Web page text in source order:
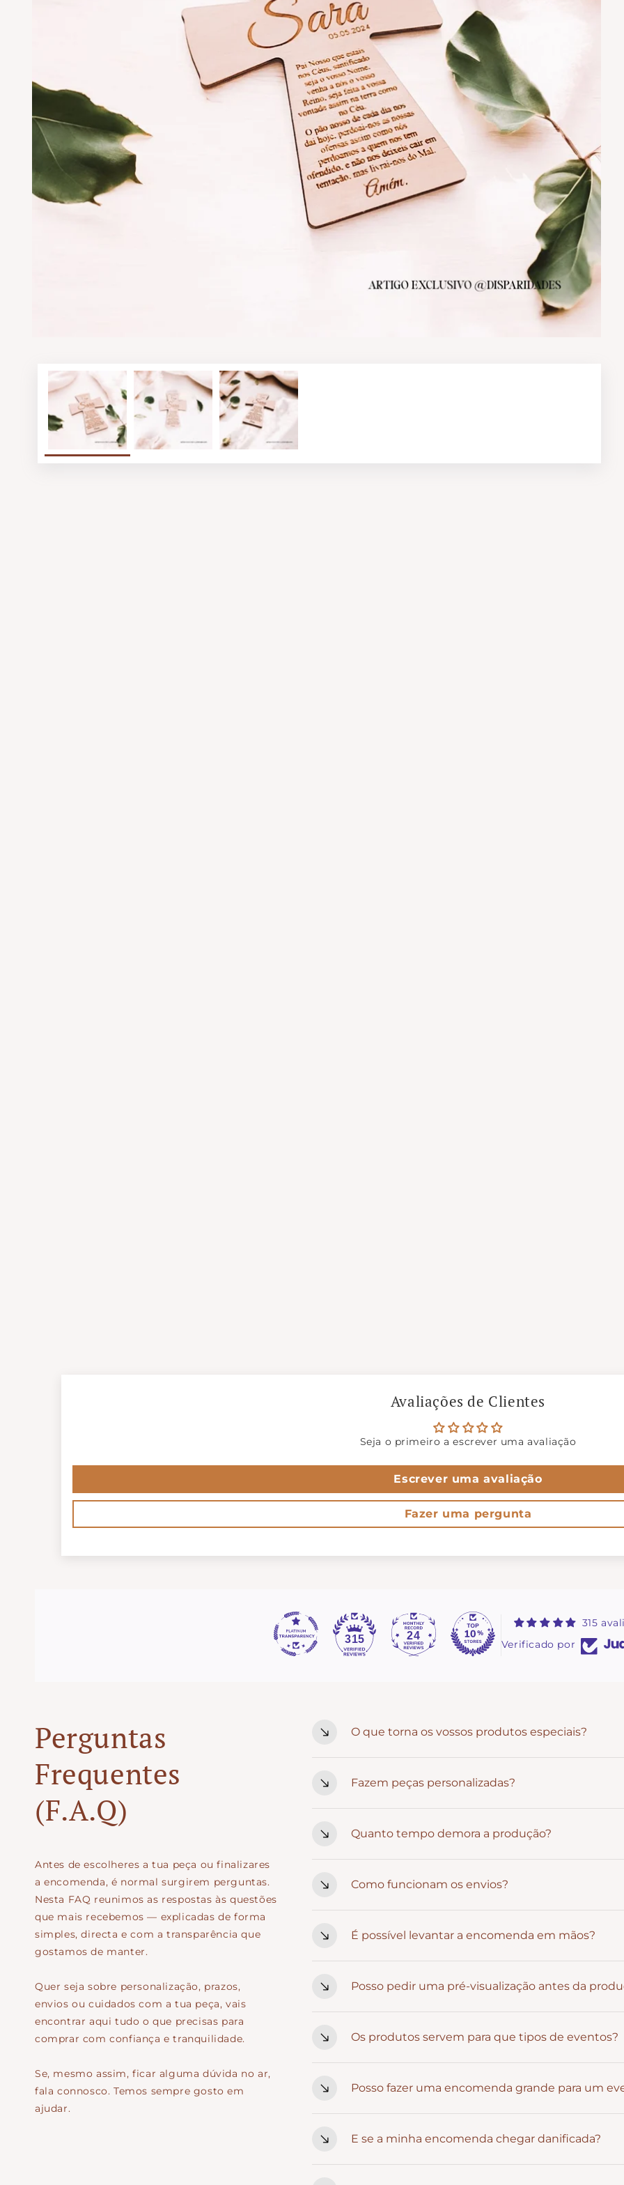
Avaliações de Clientes
Seja o primeiro a escrever uma avaliação
Escrever uma avaliação
Fazer uma pergunta
315 24
315
Verificado por
Perguntas
Frequentes
(F.A.Q)
Antes de escolheres a tua peça ou finalizares
a encomenda, é normal surgirem perguntas.
Nesta FAQ reunimos as respostas às questões
que mais recebemos — explicadas de forma
simples, directa e com a transparência que
gostamos de manter.
Quer seja sobre personalização, prazos,
envios ou cuidados com a tua peça, vais
encontrar aqui tudo o que precisas para
comprar com confiança e tranquilidade.
Se, mesmo assim, ficar alguma dúvida no ar,
fala connosco. Temos sempre gosto em
ajudar.
O que torna os vossos produtos especiais?
estilo rústico que combina com celebrações cheias de
Fazem peças personalizadas?
uma ideia específica, fala connosco.
Quanto tempo demora a produção?
movimentadas, é sempre boa ideia encomendar com
Como funcionam os envios?
a 9 dias úteis. Recebes sempre um código de tracking
É possível levantar a encomenda em mãos?
Posso pedir uma pré-visualização antes da
Caso se aplique à peça que escolheste, avisamos sempre.
Os produtos servem para que tipos de eventos?
se facilmente a ambientes que valorizam emoção e
Posso fazer uma encomenda grande para um
exatamente como imaginaste.
E se a minha encomenda chegar danificada?